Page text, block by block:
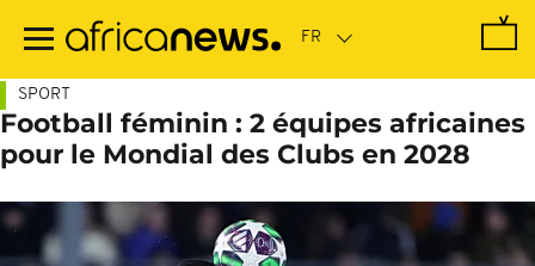
contenu
SPORT
Football féminin : 2 équipes africaines
pour le Mondial des Clubs en 2028